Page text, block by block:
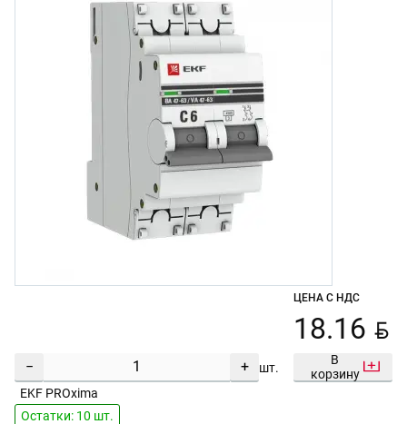
− + шт.
ЦЕНА С НДС
18.16 BYN
В
корзину
EKF PROxima
Остатки: 10 шт.